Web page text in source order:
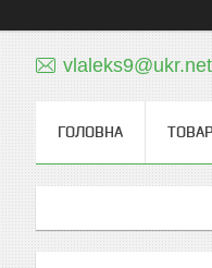
vlaleks9@ukr.net
ГОЛОВНА